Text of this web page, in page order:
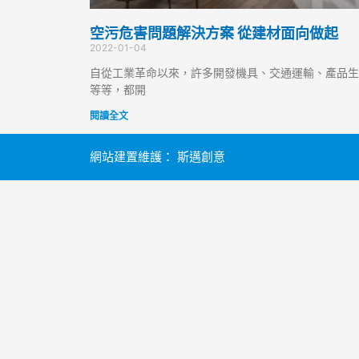
空污危害問題解決方案 從建材面向做起
2022-01-04
自從工業革命以來，許多開發機具、交通運輸、產品
等等，都開
閱讀全文
網站建置維護： 斯邁創意